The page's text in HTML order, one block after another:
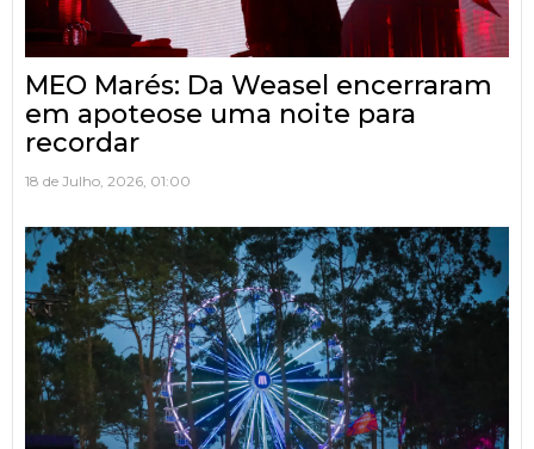
MEO Marés: Da Weasel encerraram
em apoteose uma noite para
recordar
18 de Julho, 2026, 01:00